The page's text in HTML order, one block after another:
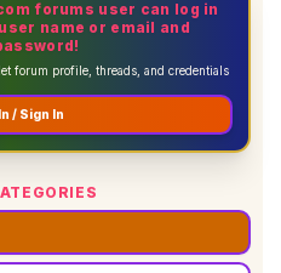
forums user can log in
name or email and
forum profile, threads, and credentials
/ Sign In